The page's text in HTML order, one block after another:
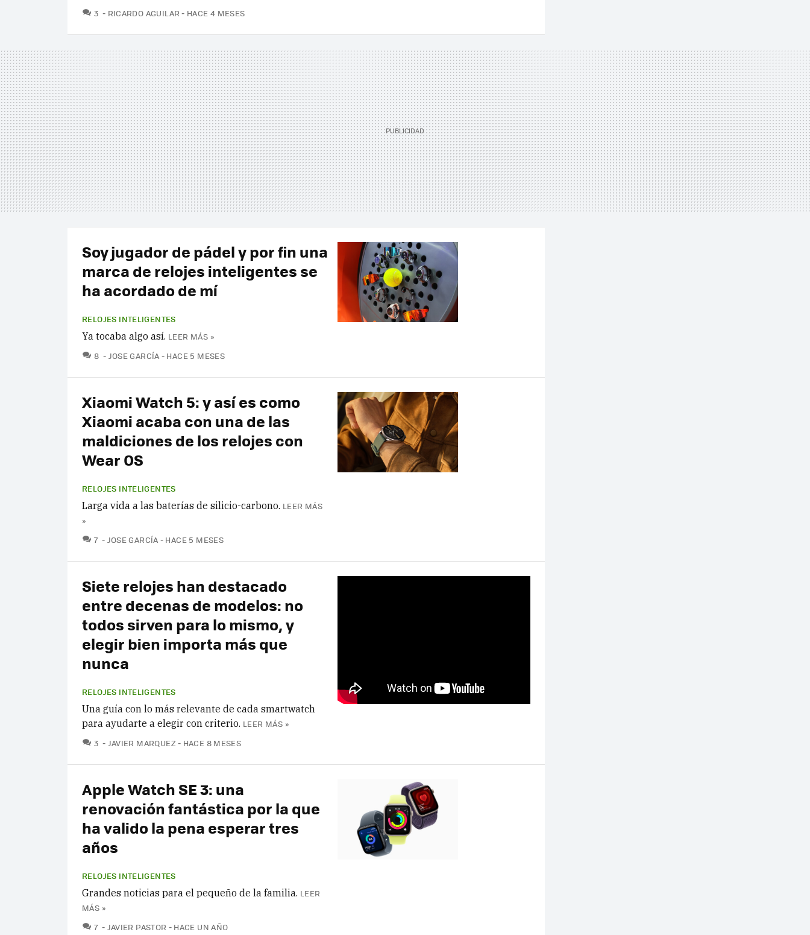
3 COMENTARIOS
RICARDO AGUILAR HACE 4 MESES
Soy jugador de pádel y por fin una
marca de relojes inteligentes se
ha acordado de mí
RELOJES INTELIGENTES
Ya tocaba algo así. LEER MÁS »
8 COMENTARIOS
JOSE GARCÍA HACE 5 MESES
Xiaomi Watch 5: y así es como
Xiaomi acaba con una de las
maldiciones de los relojes con
Wear OS
RELOJES INTELIGENTES
Larga vida a las baterías de silicio-carbono. LEER MÁS
»
7 COMENTARIOS
JOSE GARCÍA HACE 5 MESES
Siete relojes han destacado
entre decenas de modelos: no
todos sirven para lo mismo, y
elegir bien importa más que
nunca
RELOJES INTELIGENTES
Una guía con lo más relevante de cada smartwatch
para ayudarte a elegir con criterio. LEER MÁS »
3 COMENTARIOS
JAVIER MARQUEZ HACE 8 MESES
Apple Watch SE 3: una
renovación fantástica por la que
ha valido la pena esperar tres
años
RELOJES INTELIGENTES
Grandes noticias para el pequeño de la familia. LEER
MÁS »
7 COMENTARIOS
JAVIER PASTOR HACE UN AÑO